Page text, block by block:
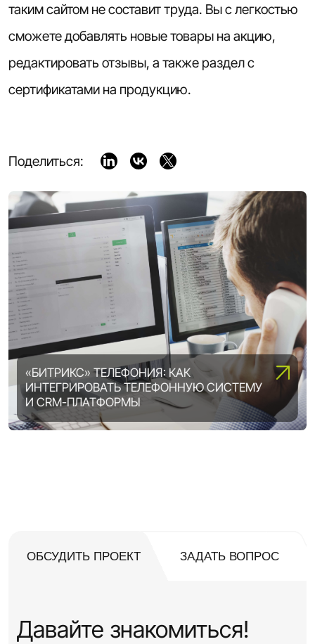
таким сайтом не составит труда. Вы с легкостью
сможете добавлять новые товары на акцию,
редактировать отзывы, а также раздел с
сертификатами на продукцию.
Поделиться:
«БИТРИКС» ТЕЛЕФОНИЯ: КАК
ИНТЕГРИРОВАТЬ ТЕЛЕФОННУЮ СИСТЕМУ
И CRM-ПЛАТФОРМЫ
ВОЗМОЖНОСТИ «1С-БИТРИКС»:
ВЫБИРАЕМ ОПТИМАЛЬНУЮ ЛИЦЕНЗИЮ
DIGITAL ТРАНСФОРМАЦИЯ ПРЕДПРИЯТИЯ:
5 ШАГОВ, ЧТОБЫ ВСЕ ПОЛУЧИЛОСЬ
ОБСУДИТЬ ПРОЕКТ ЗАДАТЬ ВОПРОС
Давайте знакомиться!